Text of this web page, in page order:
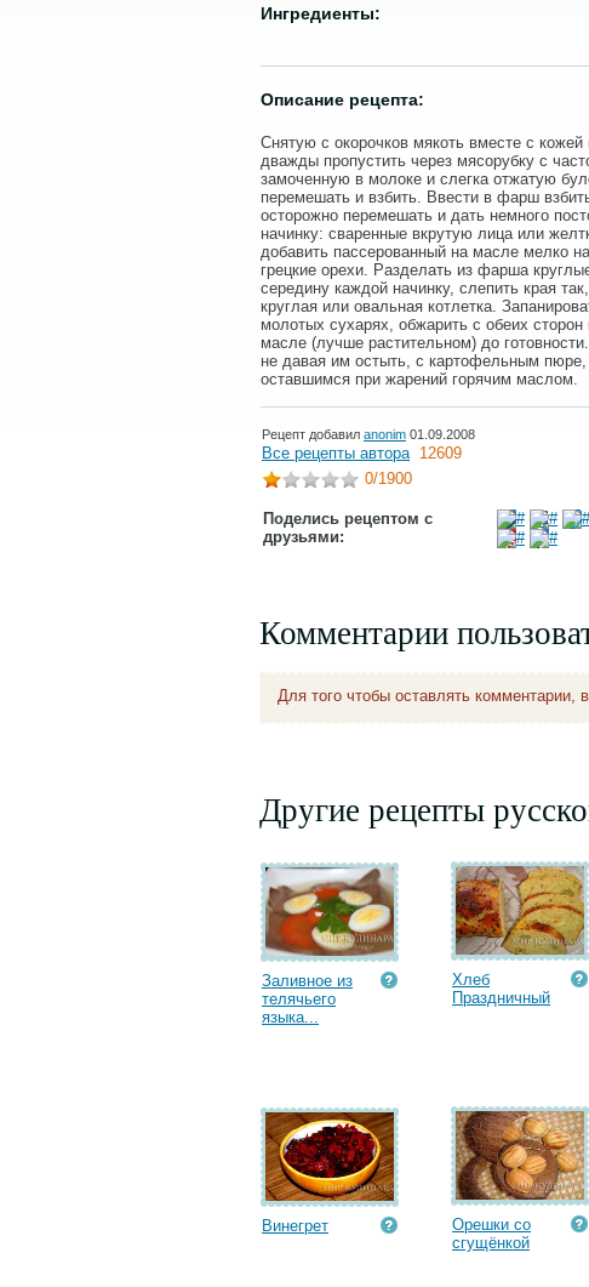
Ингредиенты:
Описание рецепта:
Снятую с окорочков мякоть вместе с
дважды пропустить через мясорубку с
замоченную в молоке и слегка отжатую
перемешать и взбить. Ввести в фарш
осторожно перемешать и дать немного
начинку: сваренные вкрутую лица или
добавить пассерованный на масле мелко
грецкие орехи. Разделать из фарша
середину каждой начинку, слепить края
круглая или овальная котлетка.
молотых сухарях, обжарить с обеих сторон
масле (лучше растительном) до
не давая им остыть, с картофельным пюре,
оставшимся при жарений горячим маслом.
Рецепт добавил anonim 01.09.2008
Все рецепты автора 12609
0/1900
Поделись рецептом с
друзьями:
Комментарии
Для того чтобы оставлять комментарии,
Другие рецепты
Заливное из
телячьего
языка...
Хлеб
Праздничный
Винегрет
Орешки со
сгущёнкой